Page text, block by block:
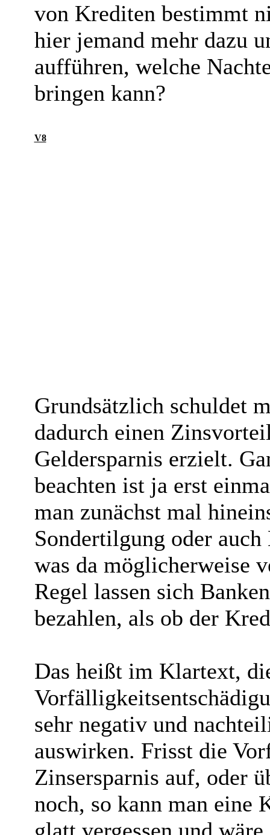
von Krediten bestimmt
hier jemand mehr dazu
aufführen, welche
bringen kann?
V8
Grundsätzlich schuldet
dadurch einen
Geldersparnis erzielt.
beachten ist ja erst
man zunächst mal
Sondertilgung oder
was da möglicherweise
Regel lassen sich
bezahlen, als ob der
Das heißt im Klartext,
sehr negativ und
auswirken. Frisst die
Zinsersparnis auf, oder
noch, so kann man eine